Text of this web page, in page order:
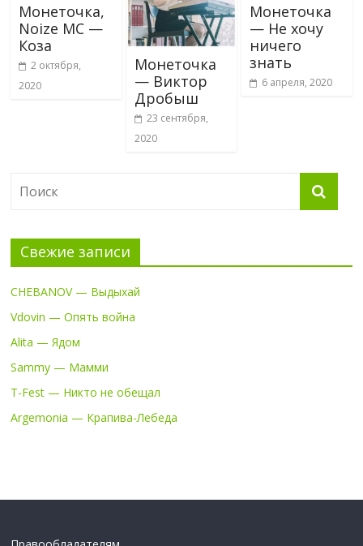
Монеточка,
Noize MC —
Коза
2 октября,
2020
Монеточка
— Виктор
Дробыш
23 сентября,
2020
Монеточка
— Не хочу
ничего
знать
6 апреля, 2020
Свежие записи
CHEBANOV — Выдыхай
Vdovin — Опять война
Alita — Ядом
Sammy — Мамми
T-Fest — Никто не обещал
Argemonia — Крапива-Лебеда